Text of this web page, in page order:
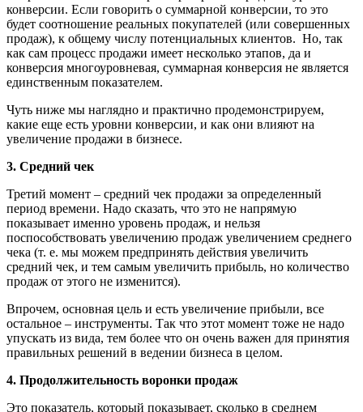
конверсии. Если говорить о суммарной конверсии, то это
будет соотношение реальных покупателей (или совершенных
продаж), к общему числу потенциальных клиентов. Но, так
как сам процесс продажи имеет несколько этапов, да и
конверсия многоуровневая, суммарная конверсия не является
единственным показателем.
Чуть ниже мы наглядно и практично продемонстрируем,
какие еще есть уровни конверсии, и как они влияют на
увеличение продажи в бизнесе.
3. Средний чек
Третий момент – средний чек продажи за определенный
период времени. Надо сказать, что это не напрямую
показывает именно уровень продаж, и нельзя
поспособствовать увеличению продаж увеличением среднего
чека (т. е. мы можем предпринять действия увеличить
средний чек, и тем самым увеличить прибыль, но количество
продаж от этого не изменится).
Впрочем, основная цель и есть увеличение прибыли, все
остальное – инструменты. Так что этот момент тоже не надо
упускать из вида, тем более что он очень важен для принятия
правильных решений в ведении бизнеса в целом.
4. Продолжительность воронки продаж
Это показатель, который показывает, сколько в среднем